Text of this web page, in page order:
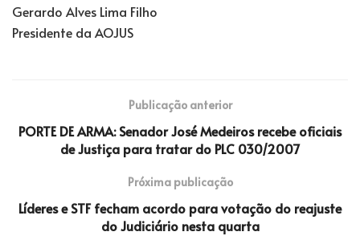
Gerardo Alves Lima Filho
Presidente da AOJUS
Publicação anterior
PORTE DE ARMA: Senador José Medeiros recebe oficiais
de Justiça para tratar do PLC 030/2007
Próxima publicação
Líderes e STF fecham acordo para votação do reajuste
do Judiciário nesta quarta